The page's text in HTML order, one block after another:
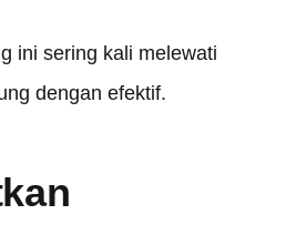
ini sering kali melewati
dengan efektif.